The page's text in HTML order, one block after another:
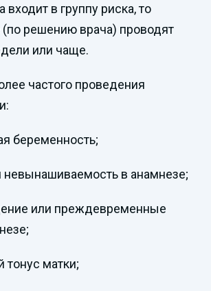
входит в группу риска, то
решению врача) проводят
или чаще.
частого проведения
беременность;
в анамнезе;
или преждевременные
матки;